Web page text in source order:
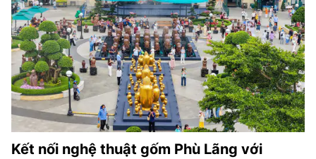
Kết nối nghệ thuật gốm Phù Lãng với